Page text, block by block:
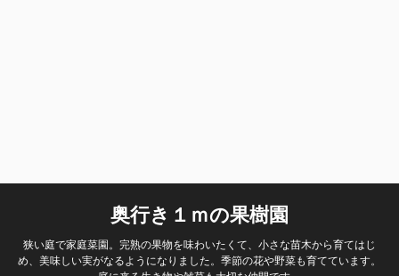
奥行き１ｍの果樹園
狭い庭で家庭菜園。完熟の果物を味わいたくて、小さな苗木から育てはじ
め、美味しい実がなるようになりました。季節の花や野菜も育てています。